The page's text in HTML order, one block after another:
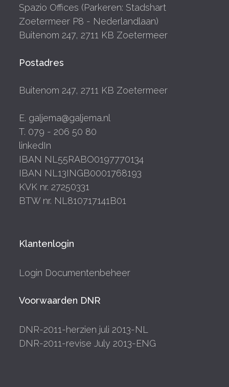
Spazio Offices (Parkeren: Stadshart
Zoetermeer P8 - Nederlandlaan)
Buitenom 247, 2711 KB Zoetermeer
Postadres
Buitenom 247, 2711 KB Zoetermeer
E. galjema@galjema.nl
T. 079 - 206 50 80
linkedIn
IBAN NL55RABO0197770134
IBAN NL13INGB0001768193
KVK nr. 27250331
BTW nr. NL810717141B01
Klantenlogin
Login Documentenbeheer
Voorwaarden DNR
DNR-2011-herzien juli 2013-NL
DNR-2011-revise July 2013-ENG